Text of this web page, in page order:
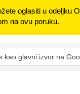
oglasiti u odeljku
na ovu poruku.
kao glavni izvor na